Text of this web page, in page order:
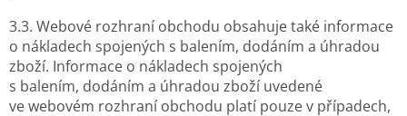
3.3. Webové rozhraní obchodu obsahuje také informace
o nákladech spojených s balením, dodáním a úhradou
zboží. Informace o nákladech spojených
s balením, dodáním a úhradou zboží uvedené
ve webovém rozhraní obchodu platí pouze v případech,